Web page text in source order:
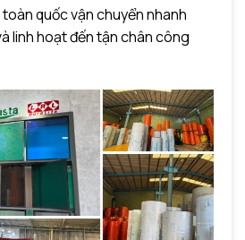
quốc vận chuyển nhanh
linh hoạt đến tận chân công